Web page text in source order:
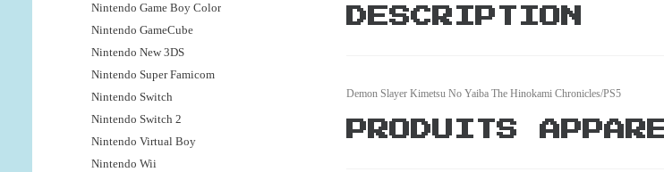
DESCRIPTION
Demon Slayer Kimetsu No Yaiba The Hinokami Chronicles/PS5
PRODUITS
Nintendo Game Boy Color
Nintendo GameCube
Nintendo New 3DS
Nintendo Super Famicom
Nintendo Switch
Nintendo Switch 2
Nintendo Virtual Boy
Nintendo Wii